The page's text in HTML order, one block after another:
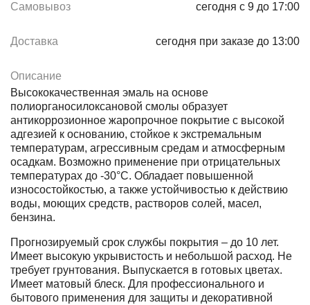
Самовывоз сегодня с 9 до 17:00
Доставка сегодня при заказе до 13:00
Описание
Высококачественная эмаль на основе
полиорганосилоксановой смолы образует
антикоррозионное жаропрочное покрытие с высокой
адгезией к основанию, стойкое к экстремальным
температурам, агрессивным средам и атмосферным
осадкам. Возможно применение при отрицательных
температурах до -30°С. Обладает повышенной
износостойкостью, а также устойчивостью к действию
воды, моющих средств, растворов солей, масел,
бензина.
Прогнозируемый срок службы покрытия – до 10 лет.
Имеет высокую укрывистость и небольшой расход. Не
требует грунтования. Выпускается в готовых цветах.
Имеет матовый блеск. Для профессионального и
бытового применения для защиты и декоративной